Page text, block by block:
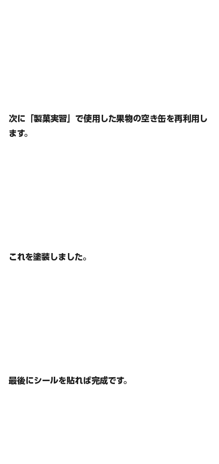
次に 「製菓実習」で使用した果物の空き缶を再利用し
ます。
これを塗装しました。
最後にシールを貼れば完成です。